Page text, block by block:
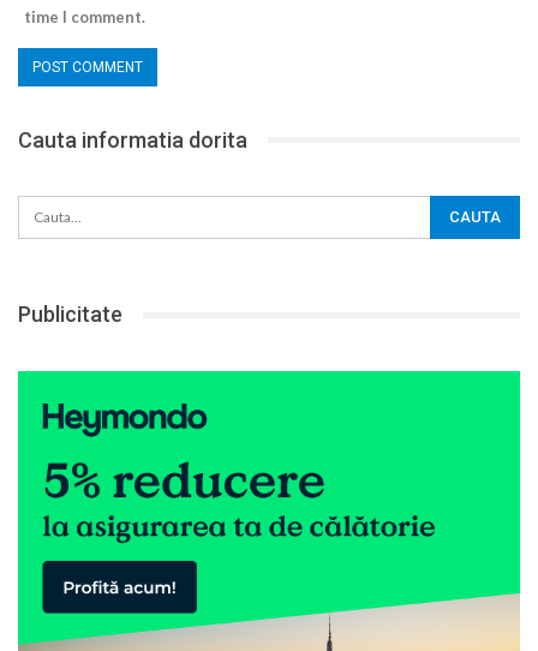
time I comment.
Cauta informatia dorita
Publicitate